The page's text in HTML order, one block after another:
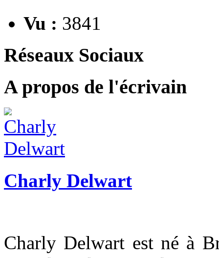
Vu : 3841
Réseaux Sociaux
A propos de l'écrivain
Charly Delwart
Charly Delwart est né à